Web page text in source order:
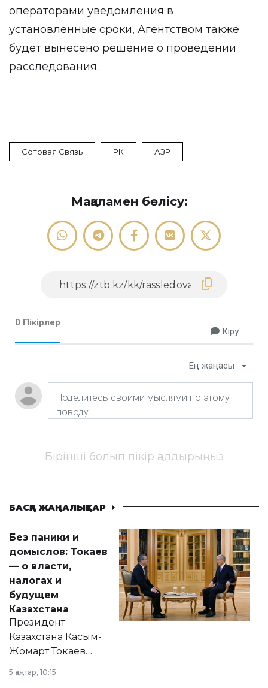
операторами уведомления в
установленные сроки, Агентством также
будет вынесено решение о проведении
расследования.
Сотовая Связь РК АЗР
Мақаламен бөлісу:
0 Пікірлер
Кіру
Ең жаңасы
Бірінші болып пікір қалдырыңыз
БАСҚА ЖАҢАЛЫҚТАР
Без паники и
домыслов: Токаев
— о власти,
налогах и
будущем
Казахстана
Президент
Казахстана Касым-
Жомарт Токаев
сразу несколько
5 қаңтар, 10:15